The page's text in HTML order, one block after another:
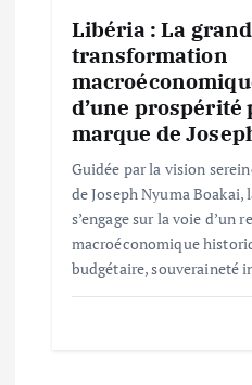
Libéria : La
transformation
d’une prospérité
marque de
Guidée par la vision
de Joseph Nyuma
s’engage sur la voie d’un
macroéconomique
budgétaire, souveraineté